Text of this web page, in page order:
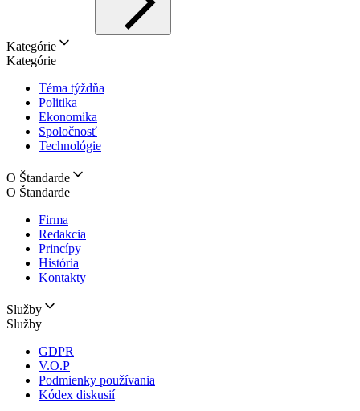
Kategórie
Kategórie
Téma týždňa
Politika
Ekonomika
Spoločnosť
Technológie
O Štandarde
O Štandarde
Firma
Redakcia
Princípy
História
Kontakty
Služby
Služby
GDPR
V.O.P
Podmienky používania
Kódex diskusií